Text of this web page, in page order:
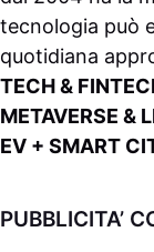
tecnologia può
quotidiana
TECH &
METAVERSE &
EV + SMART
PUBBLICITA’